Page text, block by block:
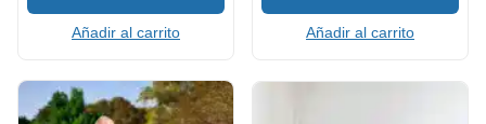
Añadir al carrito Añadir al carrito